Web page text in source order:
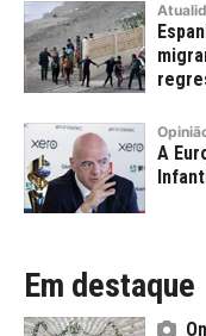
A
Em destaque